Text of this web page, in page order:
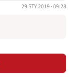
29 STY 2019 · 09:28